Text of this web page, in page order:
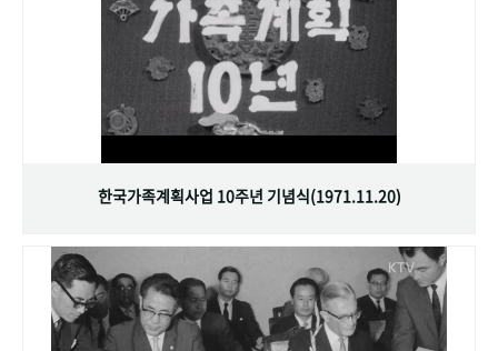
한국가족계획사업 10주년 기념식(1971.11.20)